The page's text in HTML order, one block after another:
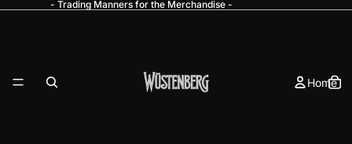
- Trading Manners for the Merchandise -
Home